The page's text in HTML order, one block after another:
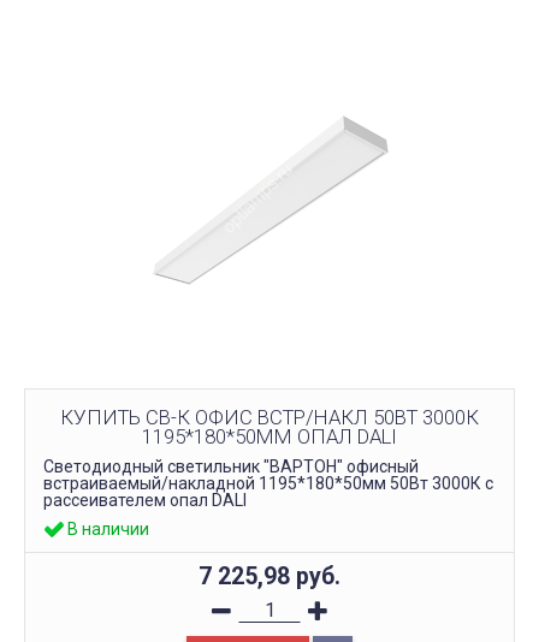
КУПИТЬ СВ-К ОФИС ВСТР/НАКЛ 50ВТ 3000К
1195*180*50ММ ОПАЛ DALI
Светодиодный светильник "ВАРТОН" офисный
встраиваемый/накладной 1195*180*50мм 50Вт 3000К с
рассеивателем опал DALI
В наличии
7 225,98 руб.